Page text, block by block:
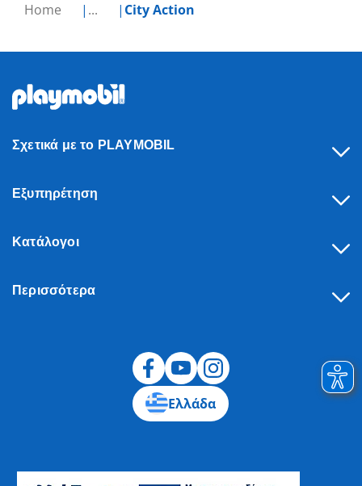
Home ... City Action
Σχετικά με το PLAYMOBIL
Εξυπηρέτηση
Κατάλογοι
Περισσότερα
Ελλάδα